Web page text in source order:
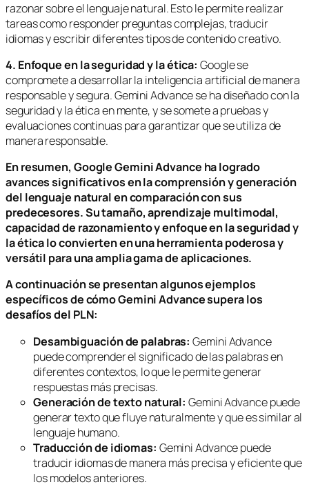
razonar sobre el lenguaje natural. Esto le permite realizar
tareas como responder preguntas complejas, traducir
idiomas y escribir diferentes tipos de contenido creativo.
4. Enfoque en la seguridad y la ética: Google se
compromete a desarrollar la inteligencia artificial de manera
responsable y segura. Gemini Advance se ha diseñado con la
seguridad y la ética en mente, y se somete a pruebas y
evaluaciones continuas para garantizar que se utiliza de
manera responsable.
En resumen, Google Gemini Advance ha logrado
avances significativos en la comprensión y generación
del lenguaje natural en comparación con sus
predecesores. Su tamaño, aprendizaje multimodal,
capacidad de razonamiento y enfoque en la seguridad y
la ética lo convierten en una herramienta poderosa y
versátil para una amplia gama de aplicaciones.
A continuación se presentan algunos ejemplos
específicos de cómo Gemini Advance supera los
desafíos del PLN:
Desambiguación de palabras: Gemini Advance
puede comprender el significado de las palabras en
diferentes contextos, lo que le permite generar
respuestas más precisas.
Generación de texto natural: Gemini Advance puede
generar texto que fluye naturalmente y que es similar al
lenguaje humano.
Traducción de idiomas: Gemini Advance puede
traducir idiomas de manera más precisa y eficiente que
los modelos anteriores.